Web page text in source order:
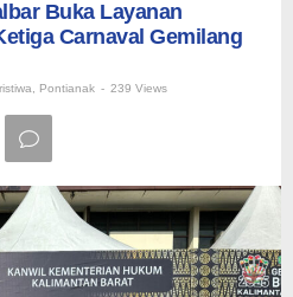
Buka Layanan
Carnaval Gemilang
Pontianak - 239 Views